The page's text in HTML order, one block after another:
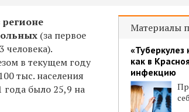
Материалы
как в
инфекцию
регионе
(за первое
человека).
в текущем году
тыс. населения
года было 25,9 на